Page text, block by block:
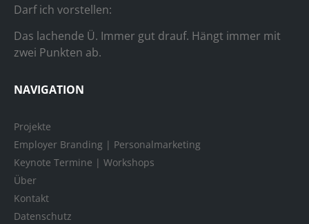
Darf ich vorstellen:
Das lachende Ü. Immer gut drauf. Hängt immer mit
zwei Punkten ab.
NAVIGATION
Projekte
Employer Branding | Personalmarketing
Keynote Termine | Workshops
Über
Kontakt
Datenschutz